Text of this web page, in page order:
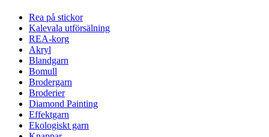
Rea på stickor
Kalevala utförsälning
REA-korg
Akryl
Blandgarn
Bomull
Brodergarn
Broderier
Diamond Painting
Effektgarn
Ekologiskt garn